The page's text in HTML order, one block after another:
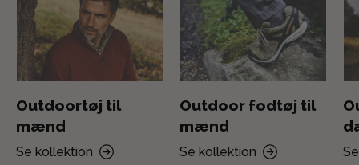
Outdoortøj til
mænd
Se kollektion
Outdoor fodtøj til
mænd
Se kollektion